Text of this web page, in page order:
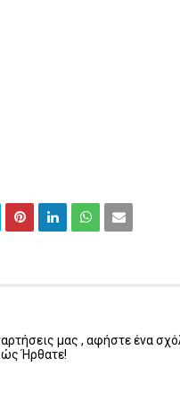
μας , αφήστε ένα
Ήρθατε!